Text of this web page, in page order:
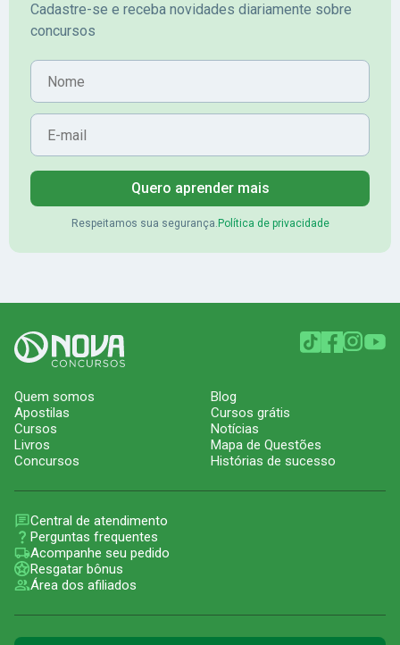
Cadastre-se e receba novidades diariamente sobre
concursos
Nome
E-mail
Quero aprender mais
Respeitamos sua segurança. Política de privacidade
Quem somos
Apostilas
Cursos
Livros
Concursos
Blog
Cursos grátis
Notícias
Mapa de Questões
Histórias de sucesso
Central de atendimento
Perguntas frequentes
Acompanhe seu pedido
Resgatar bônus
Área dos afiliados